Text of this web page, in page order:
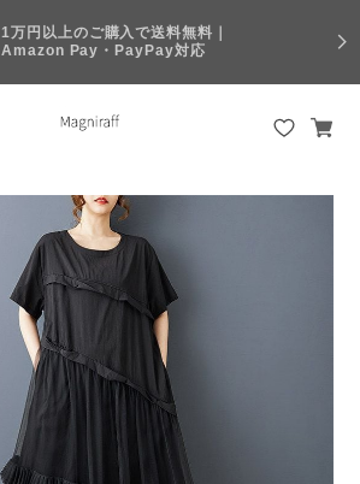
1万円以上のご購入で送料無料｜
Amazon Pay・PayPay対応